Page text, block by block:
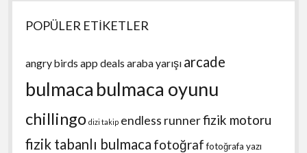
POPÜLER ETİKETLER
angry birds app deals araba yarışı arcade
bulmaca bulmaca oyunu
chillingo dizi takip endless runnerfizik motoru
fizik tabanlı bulmaca fotoğraf fotoğrafa yazı